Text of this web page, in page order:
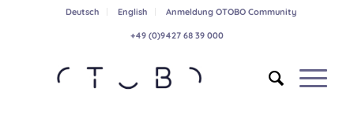
Deutsch English Anmeldung OTOBO Community
+49 (0)9427 68 39 000